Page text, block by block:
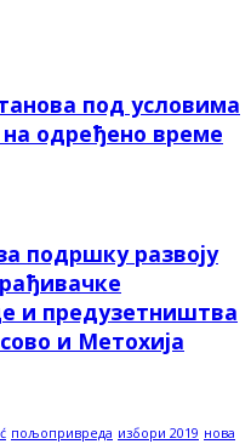
под условима
одређено време
подршку развоју
и предузетништва
и Метохија
пољопривреда избори 2019 нова